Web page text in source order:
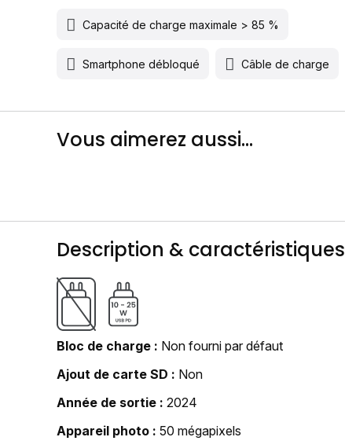
Capacité de charge maximale > 85 %
Smartphone débloqué Câble de charge
Vous aimerez aussi...
Description & caractéristiques
Bloc de charge
Non fourni par défaut
Ajout de carte SD
Non
Année de sortie
2024
Appareil photo
50 mégapixels